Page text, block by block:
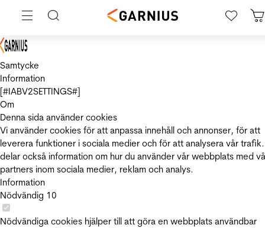
Samtycke
Information
[#IABV2SETTINGS#]
Om
Denna sida använder cookies
Vi använder cookies för att anpassa innehåll och annonser, för att
leverera funktioner i sociala medier och för att analysera vår
delar också information om hur du använder vår webbplats med
partners inom sociala medier, reklam och analys.
Information
Nödvändig 10
Nödvändiga cookies hjälper till att göra en webbplats användbar